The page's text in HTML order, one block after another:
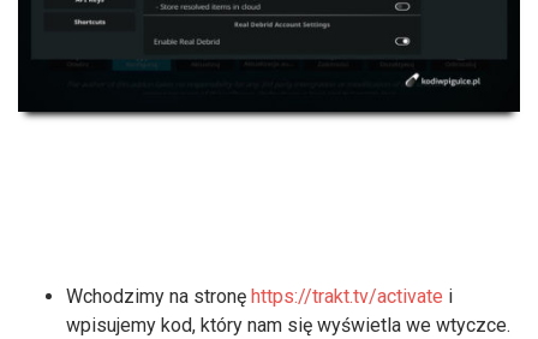
Wchodzimy na stronę https://trakt.tv/activate i
wpisujemy kod, który nam się wyświetla we wtyczce.